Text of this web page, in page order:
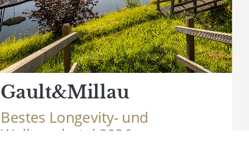
Gault&Millau
Bestes Longevity- und
Wellnesshotel 2026